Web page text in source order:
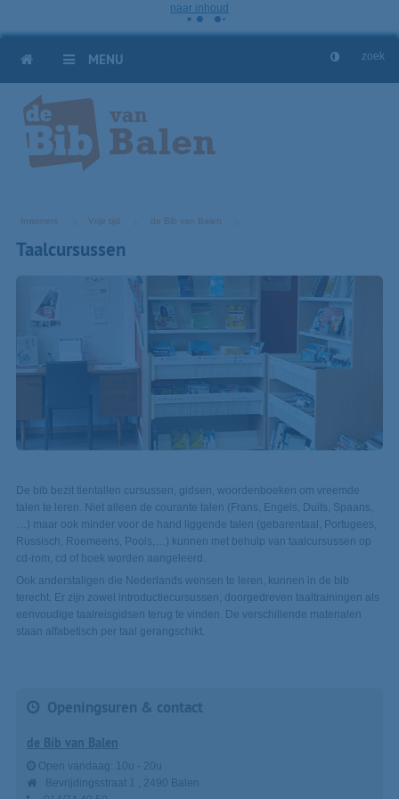
naar inhoud
HOME MENU
Inwoners Vrije tijd de Bib van Balen
Taalcursussen
De bib bezit tientallen cursussen, gidsen, woordenboeken om vreemde
talen te leren. Niet alleen de courante talen (Frans, Engels, Duits, Spaans,
…) maar ook minder voor de hand liggende talen (gebarentaal, Portugees,
Russisch, Roemeens, Pools,…) kunnen met behulp van taalcursussen op
cd-rom, cd of boek worden aangeleerd.
Ook anderstaligen die Nederlands wensen te leren, kunnen in de bib
terecht. Er zijn zowel introductiecursussen, doorgedreven taaltrainingen als
eenvoudige taalreisgidsen terug te vinden. De verschillende materialen
staan alfabetisch per taal gerangschikt.
Openingsuren & contact
de Bib van Balen
Open vandaag: 10u - 20u
Bevrijdingsstraat 1
2490 Balen